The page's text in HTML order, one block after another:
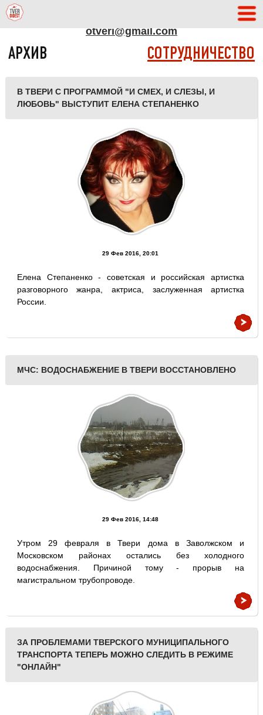
otveri@gmail.com
АРХИВ СОТРУДНИЧЕСТВО
В ТВЕРИ С ПРОГРАММОЙ "И СМЕХ, И СЛЕЗЫ, И
ЛЮБОВЬ" ВЫСТУПИТ ЕЛЕНА СТЕПАНЕНКО
29 Фев 2016, 20:01
Елена Степаненко - советская и российская артистка
разговорного жанра, актриса, заслуженная артистка
России.
МЧС: ВОДОСНАБЖЕНИЕ В ТВЕРИ ВОССТАНОВЛЕНО
29 Фев 2016, 14:48
Утром 29 февраля в Твери дома в Заволжском и
Московском районах остались без холодного
водоснабжения. Причиной тому - прорыв на
магистральном трубопроводе.
ЗА ПРОБЛЕМАМИ ТВЕРСКОГО МУНИЦИПАЛЬНОГО
ТРАНСПОРТА ТЕПЕРЬ МОЖНО СЛЕДИТЬ В РЕЖИМЕ
"ОНЛАЙН"